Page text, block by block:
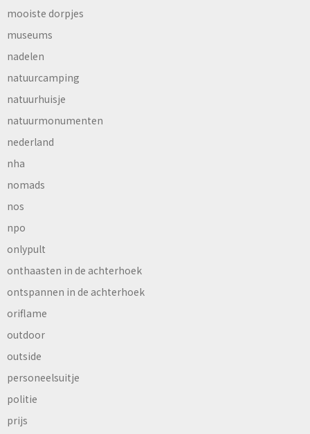
mooiste dorpjes
museums
nadelen
natuurcamping
natuurhuisje
natuurmonumenten
nederland
nha
nomads
nos
npo
onlypult
onthaasten in de achterhoek
ontspannen in de achterhoek
oriflame
outdoor
outside
personeelsuitje
politie
prijs